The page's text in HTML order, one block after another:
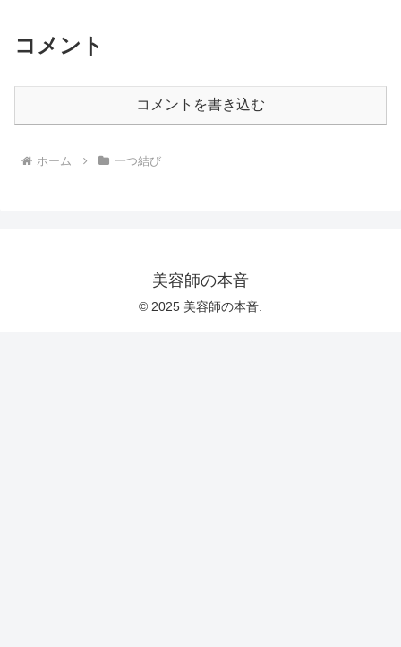
コメント
コメントを書き込む
ホーム 一つ結び
美容師の本音
© 2025 美容師の本音.